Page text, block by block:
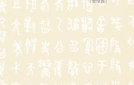
（管理員 ）